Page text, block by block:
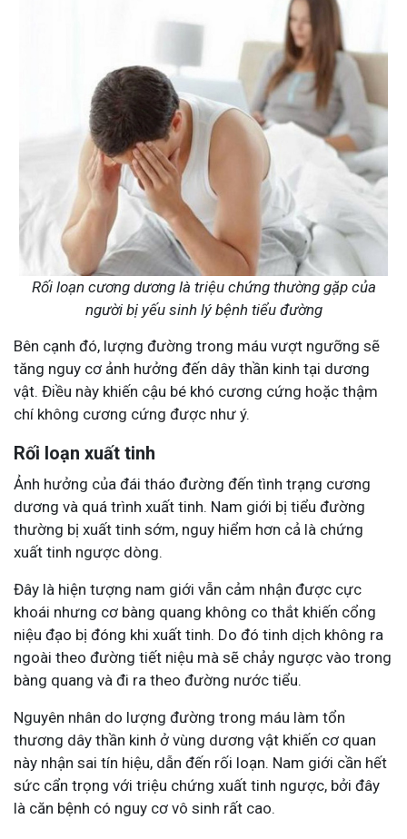
Rối loạn cương dương là triệu chứng thường gặp của
người bị yếu sinh lý bệnh tiểu đường
Bên cạnh đó, lượng đường trong máu vượt ngưỡng sẽ
tăng nguy cơ ảnh hưởng đến dây thần kinh tại dương
vật. Điều này khiến cậu bé khó cương cứng hoặc thậm
chí không cương cứng được như ý.
Rối loạn xuất tinh
Ảnh hưởng của đái tháo đường đến tình trạng cương
dương và quá trình xuất tinh. Nam giới bị tiểu đường
thường bị xuất tinh sớm, nguy hiểm hơn cả là chứng
xuất tinh ngược dòng.
Đây là hiện tượng nam giới vẫn cảm nhận được cực
khoái nhưng cơ bàng quang không co thắt khiến cổng
niệu đạo bị đóng khi xuất tinh. Do đó tinh dịch không ra
ngoài theo đường tiết niệu mà sẽ chảy ngược vào trong
bàng quang và đi ra theo đường nước tiểu.
Nguyên nhân do lượng đường trong máu làm tổn
thương dây thần kinh ở vùng dương vật khiến cơ quan
này nhận sai tín hiệu, dẫn đến rối loạn. Nam giới cần hết
sức cẩn trọng với triệu chứng xuất tinh ngược, bởi đây
là căn bệnh có nguy cơ vô sinh rất cao.